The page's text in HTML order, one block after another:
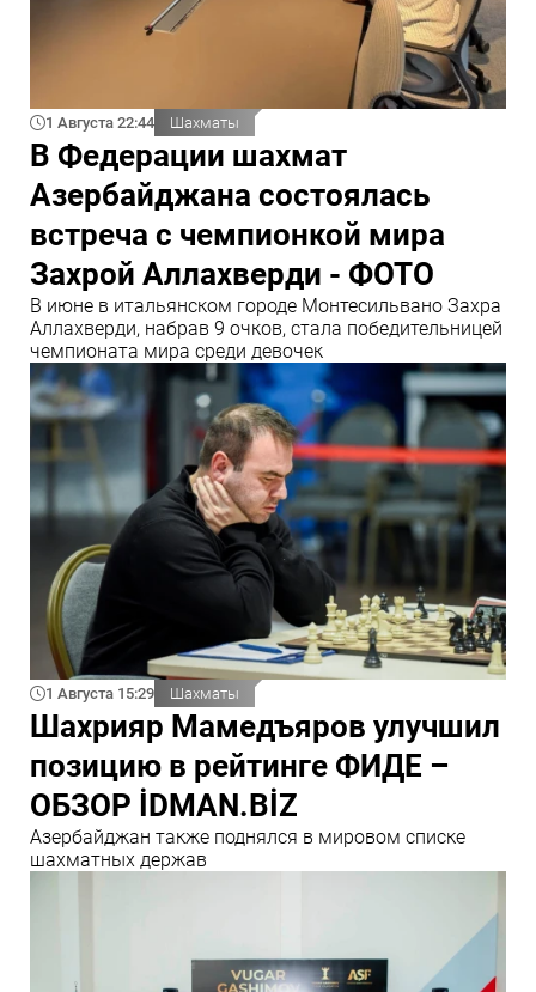
1 Августа 22:44 Шахматы
В Федерации шахмат
Азербайджана состоялась
встреча с чемпионкой мира
Захрой Аллахверди - ФОТО
В июне в итальянском городе Монтесильвано Захра
Аллахверди, набрав 9 очков, стала победительницей
чемпионата мира среди девочек
1 Августа 15:29 Шахматы
Шахрияр Мамедъяров улучшил
позицию в рейтинге ФИДЕ –
ОБЗОР İDMAN.BİZ
Азербайджан также поднялся в мировом списке
шахматных держав